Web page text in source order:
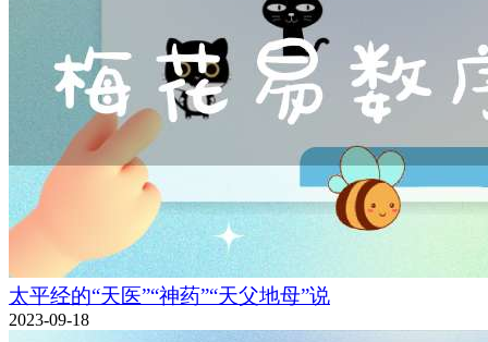
太平经的“天医”“神药”“天父地母”说
2023-09-18